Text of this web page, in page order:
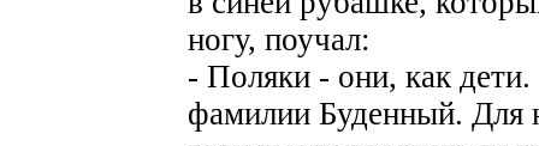
ногу, поучал:
- Поляки - они, как дети.
фамилии Буденный. Для